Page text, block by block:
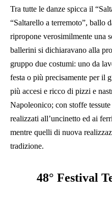
Tra tutte le danze spicca il
“Saltarello a terremoto”, ballo
ripropone verosimilmente una
ballerini si dichiaravano alla
gruppo due costumi: uno da
festa o più precisamente per il
più accesi e ricco di pizzi e
Napoleonico; con stoffe
realizzati all’uncinetto ed ai
mentre quelli di nuova
tradizione.
48° Festival